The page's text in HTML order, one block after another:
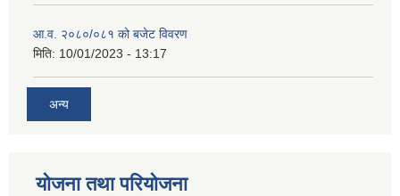
आ.व. २०८०/०८१ को बजेट विवरण
मिति: 10/01/2023 - 13:17
अन्य
योजना तथा परियोजना